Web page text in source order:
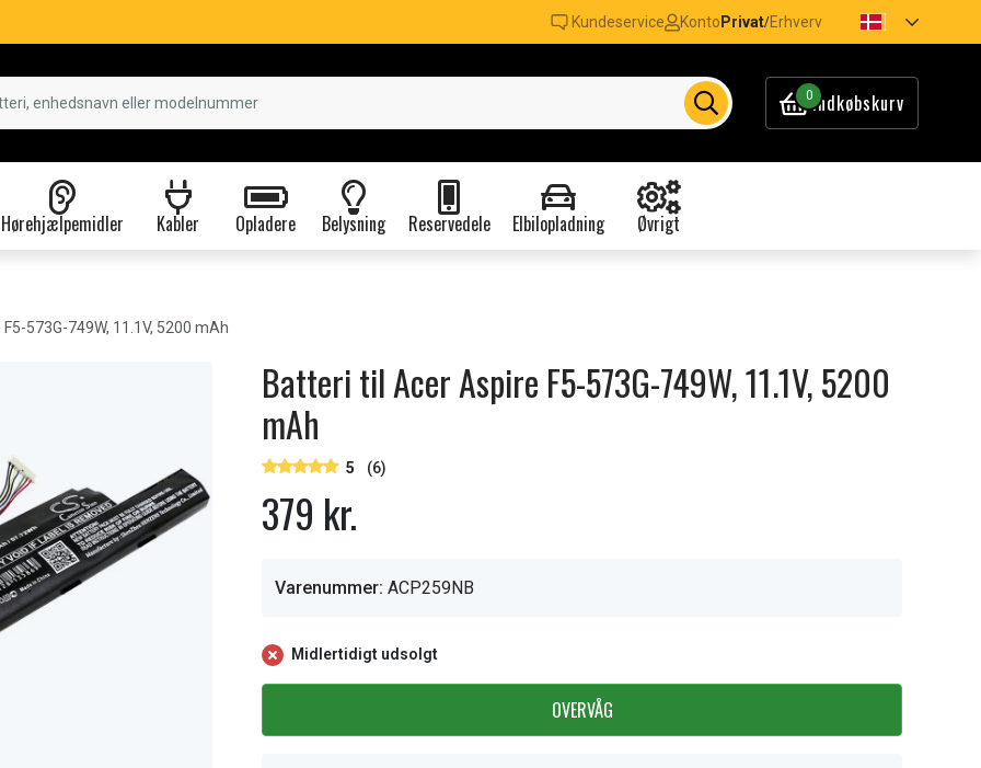
Kundeservice Konto Privat/Erhverv
0Indkøbskurv
Hørehjælpemidler Kabler Opladere Belysning Reservedele Elbilopladning Øvrigt
573G-749W, 11.1V, 5200 mAh
Batteri til Acer Aspire F5-573G-749W, 11.1V, 5200
mAh
5 (6)
379 kr.
Varenummer: ACP259NB
Midlertidigt udsolgt
OVERVÅG